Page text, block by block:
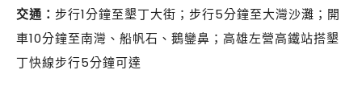
交通： 步行1分鐘至墾丁大街；步行5分鐘至大灣沙灘；開
車10分鐘至南灣、船帆石、鵝鑾鼻；高雄左營高鐵站搭墾
丁快線步行5分鐘可達